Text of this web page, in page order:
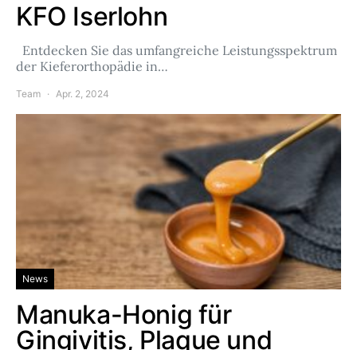
KFO Iserlohn
Entdecken Sie das umfangreiche Leistungsspektrum
der Kieferorthopädie in…
Team Apr. 2, 2024
News
Manuka-Honig für
Gingivitis, Plaque und